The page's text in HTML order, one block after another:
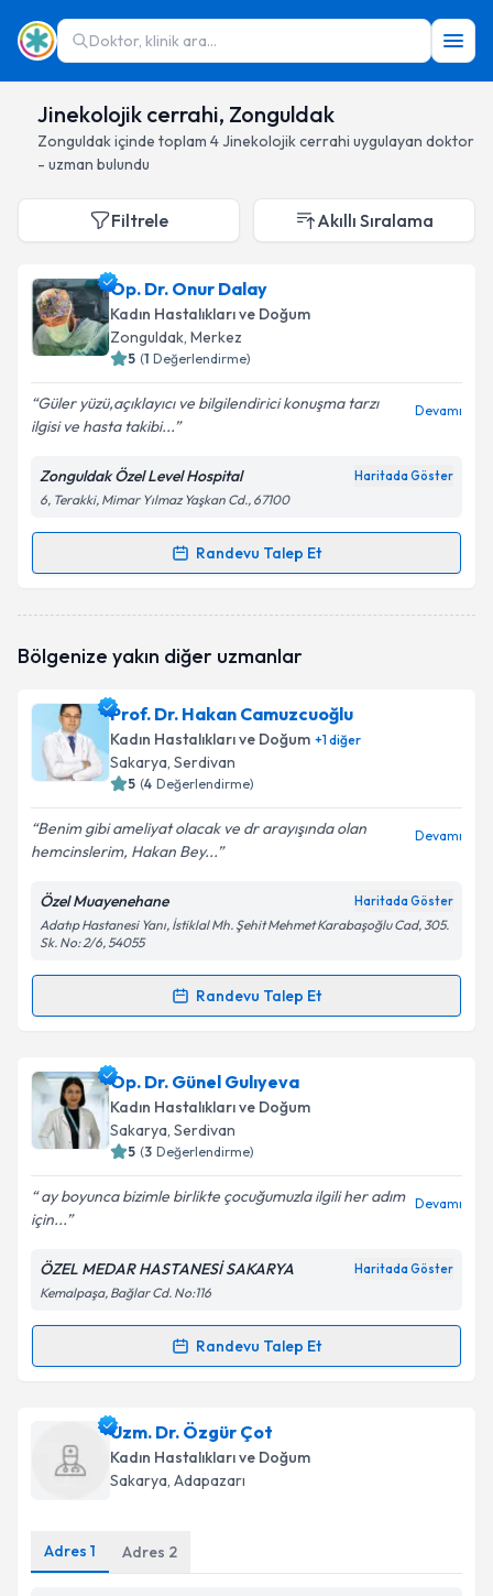
Doktor, klinik ara...
Jinekolojik cerrahi, Zonguldak
Zonguldakiçinde toplam 4 Jinekolojik cerrahi uygulayan doktor
- uzman bulundu
Filtrele Akıllı Sıralama
Op. Dr. Onur Dalay
Kadın Hastalıkları ve Doğum
Zonguldak, Merkez
5 (1 Değerlendirme)
Güler yüzü,açıklayıcı ve bilgilendirici konuşma tarzı
ilgisi ve hasta takibi...
Devamı
Zonguldak Özel Level Hospital Haritada Göster
6, Terakki, Mimar Yılmaz Yaşkan Cd., 67100
Randevu Talep Et
Randevu Takvimi Talebi
oluşturun. Size bu uzmandan randevu almanız için bir
E-posta Adresiniz
Kişisel verilerimin işlenmesine ilişkinAydınlatma
Metni'ni okudum ve kişisel verilerimin belirtilen
Bölgenize yakın diğer uzmanlar
Prof. Dr. Hakan Camuzcuoğlu
Kadın Hastalıkları ve Doğum +1diğer
Sakarya, Serdivan
5 (4 Değerlendirme)
Benim gibi ameliyat olacak ve dr arayışında olan
hemcinslerim, Hakan Bey...
Devamı
Özel Muayenehane Haritada Göster
Adatıp Hastanesi Yanı, İstiklal Mh. Şehit Mehmet Karabaşoğlu Cad, 305.
Sk. No: 2/6, 54055
Randevu Talep Et
Randevu Takvimi Talebi
Prof. Dr. Hakan Camuzcuoğlu
talebi oluşturun. Size bu uzmandan randevu almanız
için bir takvim hazırlandığında e-posta ile
bilgilendireceğiz.
E-posta Adresiniz
Kişisel verilerimin işlenmesine ilişkin
Metni'ni okudum ve kişisel verilerimin belirtilen
kapsamda işlenmesini kabul ediyorum.
Op. Dr. Günel Gulıyeva
Kadın Hastalıkları ve Doğum
Sakarya, Serdivan
5 (3 Değerlendirme)
ay boyunca bizimle birlikte çocuğumuzla ilgili her adım
için...
Devamı
ÖZEL MEDAR HASTANESİ SAKARYA Haritada Göster
Kemalpaşa, Bağlar Cd. No:116
Randevu Talep Et
Randevu Takvimi Talebi
Op. Dr. Günel Gulıyevaiçin randevu takvimi talebi
oluşturun. Size bu uzmandan randevu almanız için bir
takvim hazırlandığında e-posta ile bilgilendireceğiz.
Uzm. Dr. Özgür Çot
Kadın Hastalıkları ve Doğum
Sakarya, Adapazarı
Adres 1 Adres 2